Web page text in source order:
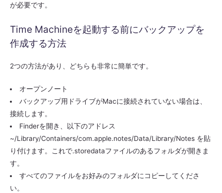
が必要です。
Time Machineを起動する前にバックアップを
作成する方法
2つの方法があり、どちらも非常に簡単です。
オープンノート
バックアップ用ドライブがMacに接続されていない場合は、
接続します。
Finderを開き、以下のアドレス
~/Library/Containers/com.apple.notes/Data/Library/Notes を貼
り付けます。これで.storedataファイルのあるフォルダが開きま
す。
すべてのファイルをお好みのフォルダにコピーしてくださ
い。